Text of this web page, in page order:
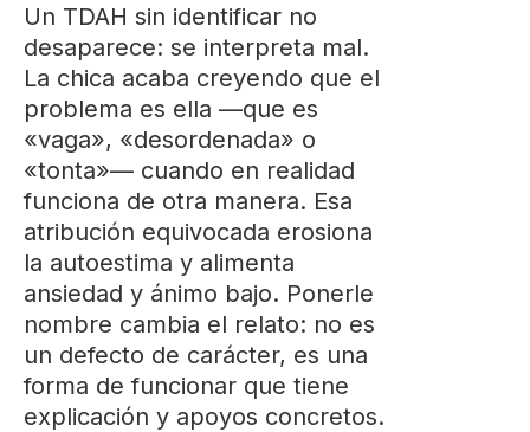
Un TDAH sin identificar no
desaparece: se interpreta mal.
La chica acaba creyendo que el
problema es ella —que es
«vaga», «desordenada» o
«tonta»— cuando en realidad
funciona de otra manera. Esa
atribución equivocada erosiona
la autoestima y alimenta
ansiedad y ánimo bajo. Ponerle
nombre cambia el relato: no es
un defecto de carácter, es una
forma de funcionar que tiene
explicación y apoyos concretos.